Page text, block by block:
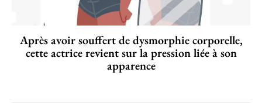
Après avoir souffert de dysmorphie corporelle,
cette actrice revient sur la pression liée à son
apparence